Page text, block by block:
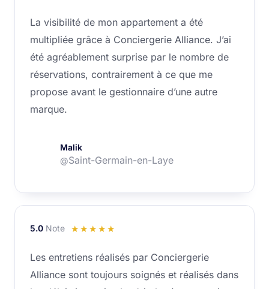
sur
5
La visibilité de mon appartement a été
multipliée grâce à Conciergerie Alliance. J’ai
été agréablement surprise par le nombre de
réservations, contrairement à ce que me
propose avant le gestionnaire d’une autre
marque.
Malik
@Saint-Germain-en-Laye
5.0 Note ☆ ☆ ☆ ☆ ☆
sur
5
Les entretiens réalisés par Conciergerie
Alliance sont toujours soignés et réalisés dans